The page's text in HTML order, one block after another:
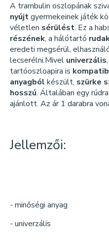
A trambulin oszlopának
nyújtgyermekeinek játék
véletlen sérülést. Ez a
részének, a hálótartó
eredeti megsérül,
lecserélni.Mivel univerzális
tartóoszloapira is
anyagból készült, szürke
hosszú. Általában egy
ajánlott. Az ár 1 darabra
Jellemzői:
- minőségi anyag
- univerzális